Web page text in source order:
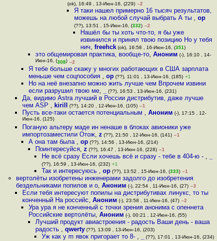
(ok), 16:49 , 13-Июн-16, (229) –2
Я таки нашел примерно 16 тысяч результатов,
можешь на любой случай выбрать А ты , op
(??), 13:51 , 15-Июн-16, (332) –2
Нашёл бы ты хоть что-то, я бы уже
извинился и принял твою позицию Но у тебя
нич, freehck(ok), 16:58 , 16-Июн-16, (351)
это общемировая практика, вообще-то, Аноним (-), 16:10 , 14-
Июн-16, (308) –2
Я тебе больше скажу у многих работающих в США зарплата
меньше чем соцпособия ,op (??), 11:01 , 13-Июн-16, (185) +1
Но на неё внезапно можно жить лучше чем Впрочем извини
если разрушил твою ме, (??), 16:53 , 13-Июн-16, (231)
Да, видимо Astra лучший в России дистрибутив, даже лучше
чем ASP , kirill (??), 14:20 , 12-Июн-16, (105) –1
Пусть все-таки остается потенциальным , Аноним (-), 17:15 , 12-
Июн-16, (125)
Поганую альтеру маде ин ненаше в блоках авионики уже
импортозаместили Отож, z (??), 21:50 , 12-Июн-16, (141) –1
А она там была ,op (??), 14:56 , 13-Июн-16, (214)
Поинтересуйся, z (??), 16:47 , 13-Июн-16, (228) –1
Не всё сразу Если хочешь всё и сразу - тебе в 404-ю - ,
(??), 16:59 , 13-Июн-16, (232) +1
Так и интересуюсь , op(??), 13:52 , 15-Июн-16, (333) –1
вертолёты изобретены инженерами задолго до изобретения
бездельниками попилов и о, Аноним (-), 22:54 , 11-Июн-16, (27) –3
Если тебя интересуют попилы на дистрибутивах линукс, то ты
конченный На российс, Аноним (-), 23:58 , 11-Июн-16, (47) –2
Ура ура я не конченный с точки зрения анонима с опеннета
Российские вертолёты,Аноним (-), 00:21 , 12-Июн-16, (55)
Лучший продукт авиастроения - радость Ваши день - ваша
радость , qwerty(??), 13:09 , 13-Июн-16, (203)
Уж как у m явок пригорает то 8- ,
(??), 17:01 , 13-Июн-16, (234)